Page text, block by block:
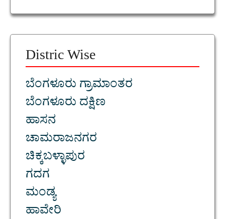
Distric Wise
ಬೆಂಗಳೂರು ಗ್ರಾಮಾಂತರ
ಬೆಂಗಳೂರು ದಕ್ಷಿಣ
ಹಾಸನ
ಚಾಮರಾಜನಗರ
ಚಿಕ್ಕಬಳ್ಳಾಪುರ
ಗದಗ
ಮಂಡ್ಯ
ಹಾವೇರಿ